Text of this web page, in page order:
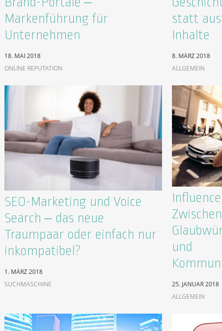
Markenführung für
Unternehmen
18. MAI 2018
ONLINE REPUTATION
statt
Inhalte
8. MÄRZ 2018
ALLGEMEIN
SEO-Marketing und Voice
Search – das neue
Traumpaar oder einfach nur
inkompatibel?
1. MÄRZ 2018
SUCHMASCHINE
Zwischen
und
25. JANUAR 2018
ALLGEMEIN